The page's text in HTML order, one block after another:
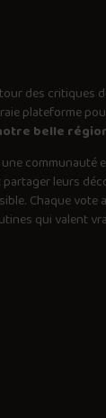
des critiques
plateforme
belle
communauté
leurs
Chaque vote
qui valent